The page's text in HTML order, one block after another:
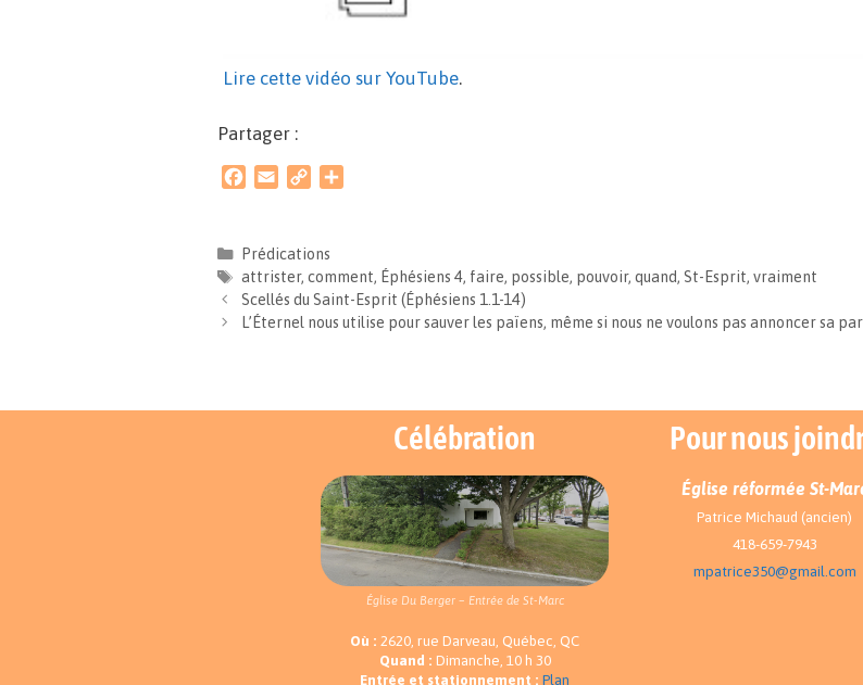
Lire cette vidéo sur YouTube.
Partager :
e
b
o
o
i
l
y
L
i
n
a
g
e
Prédications
attrister, comment, Éphésiens 4, faire, possible, pouvoir, quand, St-Esprit, vraiment
Scellés du Saint-Esprit (Éphésiens 1.1-14)
L’Éternel nous utilise pour sauver les païens, même si nous ne voulons pas annoncer sa
Célébration
Église Du Berger – Entrée de St-Marc
Où : 2620, rue Darveau, Québec, QC
Quand : Dimanche, 10 h 30
Entrée et stationnement : Plan
Pour nous
Église réformée St-
Patrice Michaud (ancien)
418-659-7943
mpatrice350@gmail.com